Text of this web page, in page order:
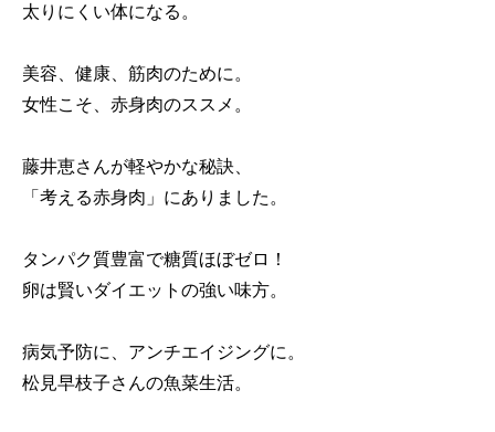
太りにくい体になる。
美容、健康、筋肉のために。
女性こそ、赤身肉のススメ。
藤井恵さんが軽やかな秘訣、
「考える赤身肉」にありました。
タンパク質豊富で糖質ほぼゼロ！
卵は賢いダイエットの強い味方。
病気予防に、アンチエイジングに。
松見早枝子さんの魚菜生活。